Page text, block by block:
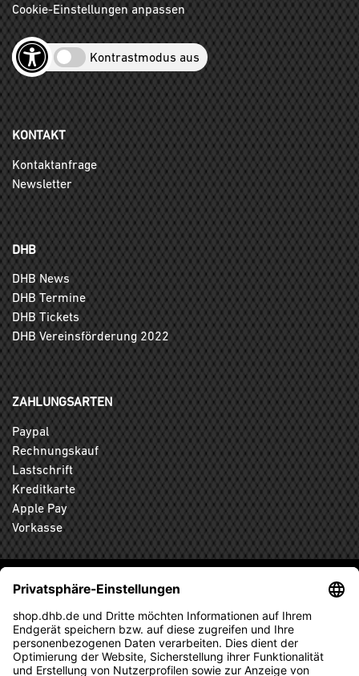
Cookie-Einstellungen anpassen
Kontrastmodus aus
KONTAKT
Kontaktanfrage
Newsletter
DHB
DHB News
DHB Termine
DHB Tickets
DHB Vereinsförderung 2022
ZAHLUNGSARTEN
Paypal
Rechnungskauf
Lastschrift
Kreditkarte
Apple Pay
Vorkasse
ABONNIEREN SIE DEN KOSTENLOSEN DHB-FANSHOP
NEWSLETTER UND VERPASSEN SIE KEINE NEUIGKEIT ODER
AKTION MEHR.
ANMELDEN